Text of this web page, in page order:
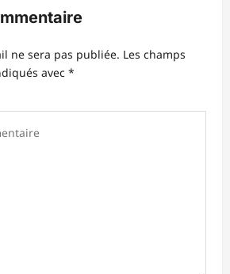
ne sera pas publiée. Les champs
avec *